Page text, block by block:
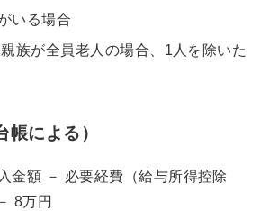
いる場合
族が全員老人の場合、1人を除いた
帳による）
金額 － 必要経費（給与所得控除
8万円